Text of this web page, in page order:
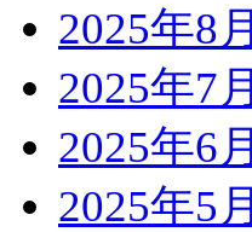
2025年8月
2025年7月
2025年6月
2025年5月